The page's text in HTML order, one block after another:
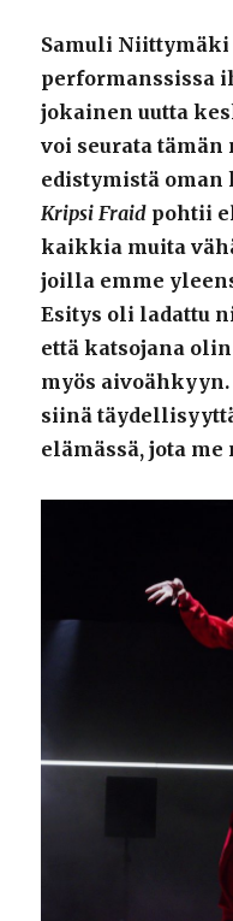
Samuli Niittymäki
performanssissa
jokainen uutta
voi seurata tämän
edistymistä
Kripsi Fraid pohtii
kaikkia muita
joilla emme
Esitys oli ladattu
että katsojana
myös
siinä
elämässä, jota